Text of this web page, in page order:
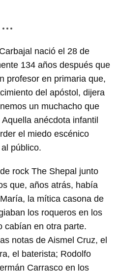
nació el 28 de
134 años después que
profesor en primaria que,
del apóstol, dijera
un muchacho que
anécdota infantil
el miedo escénico
público.
rock The Shepal junto
que, años atrás, había
la mítica casona de
los roqueros en los
cabían en otra parte.
notas de Aismel Cruz, el
el baterista; Rodolfo
Carrasco en los